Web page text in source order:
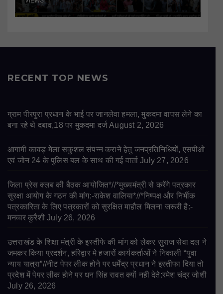
RECENT TOP NEWS
ग्राम पीरपुरा प्रधान के भाई पर जानलेवा हमला, मुकदमा वापस लेने का
बना रहे थे दबाव,18 पर मुकदमा दर्ज August 2, 2026
आगामी कावड़ मेला सकुशल संपन्न कराने हेतु जनप्रतिनिधियों, एसपीओ
एवं जोन 24 के पुलिस बल के साथ की गई वार्ता July 27, 2026
जिला प्रेस क्लब की बैठक आयोजित*//*मुख्यमंत्री से करेंगे पत्रकार
सुरक्षा आयोग के गठन की मांग:-राकेश वालिया*//*निष्पक्ष और निर्भीक
पत्रकारिता के लिए पत्रकारों को सुरक्षित माहौल मिलना जरूरी है:-
मनव्वर कुरैशी July 26, 2026
उत्तराखंड के शिक्षा मंत्री के इस्तीफे की मांग को लेकर सुराज सेवा दल ने
जमकर किया प्रदर्शन, हरिद्वार मे हजारों कार्यकर्ताओं ने निकाली “युवा
न्याय यात्रा”//नीट पेपर लीक होने पर धर्मेंद्र प्रधान ने इस्तीफा दिया तो
प्रदेश में पेपर लीक होने पर धन सिंह रावत क्यों नही देते:रमेश चंद्र जोशी
July 26, 2026